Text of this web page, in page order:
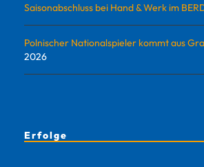
Saisonabschluss bei Hand & Werk im
Polnischer Nationalspieler kommt aus
2026
Erfolge